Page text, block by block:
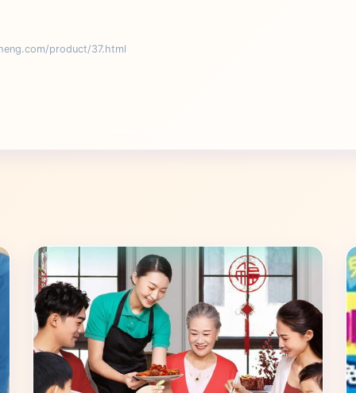
product/37.html